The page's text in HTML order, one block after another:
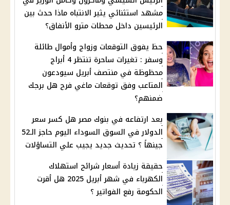
مشهد استثنائي يثير الانتباه ماذا حدث بين
الرئيسين داخل محطات مترو الأنفاق؟
حظ يفوق التوقعات وزواج وأموال طائلة
وسفر : تغيرات ساحرة تنتظر 4 أبراج
محظوظة في منتصف أبريل سيودعون
المتاعب وفق توقعات ماغي فرح هل برجك
ضمنهم؟
بعد ارتفاعه في بنوك مصر هل كسر سعر
الدولار في السوق السوداء اليوم حاجز الـ52
جينهاً ؟ تحديث جديد يجيب علي التساؤلات
حقيقة زيادة أسعار شرائح استهلاك
الكهرباء في شهر أبريل 2025 هل أقرت
الحكومة رفع الفواتير ؟